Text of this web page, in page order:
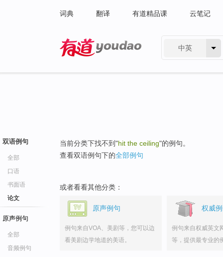
词典 翻译 有道精品课 云笔记
中英
双语例句
全部
口语
书面语
论文
原声例句
全部
音频例句
当前分类下找不到"hit the ceiling"的例句。
查看双语例句下的全部例句
或者看看其他分类：
原声例句
例句来自VOA、美剧等，您可以边
看美剧边学地道的美语。
权威
例句来自权威英文
等，提供最专业的